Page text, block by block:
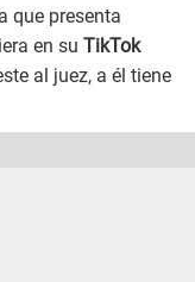
que presenta
en su TikTok
al juez, a él tiene